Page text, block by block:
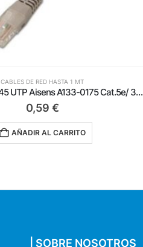
CABLES DE RED HASTA 1 MT
Cable de Red RJ45 UTP Aisens A133-0194 Cat.5e/ 1m/ Verde
0,59 €
AÑADIR AL CARRITO
| SOBRE NOSOTROS